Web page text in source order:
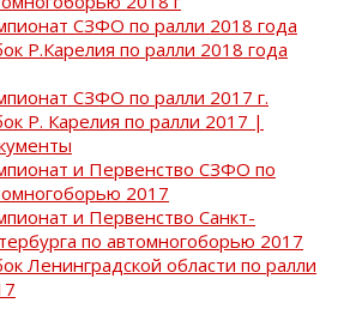
СЗФО по ралли 2018 года
Р.Карелия по ралли 2018 года
СЗФО по ралли 2017 г.
Р. Карелия по ралли 2017 |
и Первенство СЗФО по
2017
и Первенство Санкт-
по автомногоборью 2017
Ленинградской области по ралли